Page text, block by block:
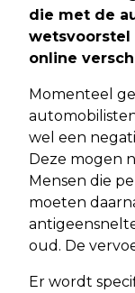
die met de
wetsvoorstel
online
Momenteel
wel een
Deze mogen
Mensen die
moeten
oud. De
Er wordt